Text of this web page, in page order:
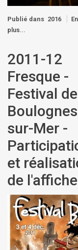
Publié dans 2016
plus...
2011-12
Fresque -
Festival de
sur-Mer -
et
de l'affiche